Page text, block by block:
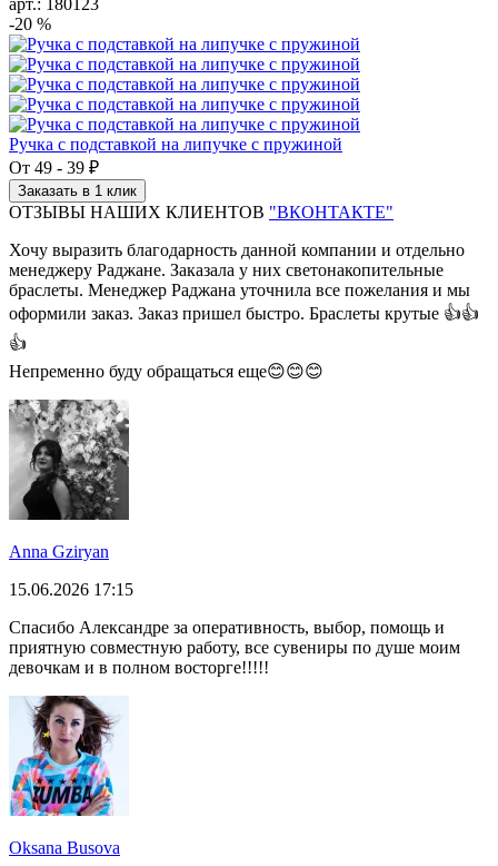
-20 %
Ручка с подставкой на липучке с пружиной
От 49 - 39 ₽
Заказать в 1 клик
ОТЗЫВЫ НАШИХ КЛИЕНТОВ "ВКОНТАКТЕ"
Хочу выразить благодарность данной компании и отдельно
менеджеру Раджане. Заказала у них светонакопительные
браслеты. Менеджер Раджана уточнила все пожелания и мы
оформили заказ. Заказ пришел быстро. Браслеты крутые 👍👍
👍
Непременно буду обращаться еще😊😊😊
Anna Gziryan
15.06.2026 17:15
Спасибо Александре за оперативность, выбор, помощь и
приятную совместную работу, все сувениры по душе моим
девочкам и в полном восторге!!!!!
Oksana Busova